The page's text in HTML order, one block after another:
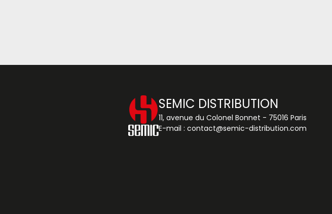
SEMIC DISTRIBUTION
11, avenue du Colonel Bonnet - 75016 Paris
E-mail : contact@semic-distribution.com